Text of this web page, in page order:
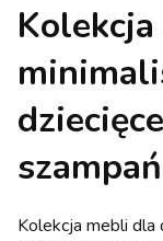
Kolekcja mebli dla